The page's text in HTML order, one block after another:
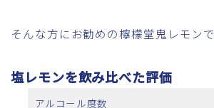
そんな方にお勧めの檸檬堂鬼レモンで
塩レモンを飲み比べた評価
アルコール度数